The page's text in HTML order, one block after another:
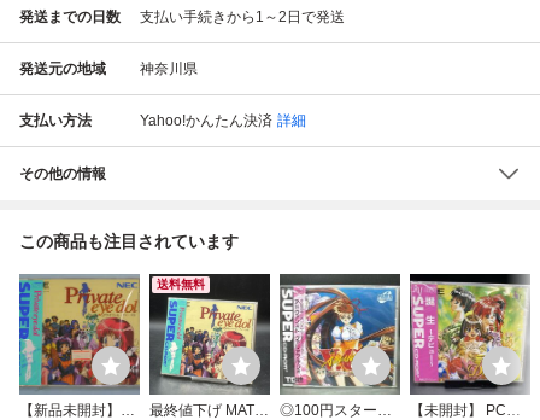
発送までの日数 支払い手続きから1～2日で発送
発送元の地域 神奈川県
支払い方法 Yahoo!かんたん決済 詳細
その他の情報
この商品も注目されています
【新品未開封】N
送料無料
最終値下げ MAT2
◎100円スター
【未開封】 PCエ